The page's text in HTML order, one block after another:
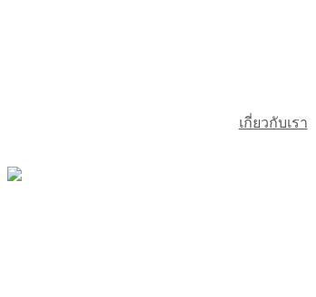
เกี่ยวกับเรา